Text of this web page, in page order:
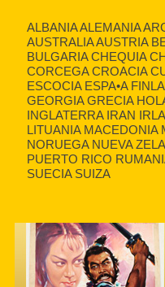
ALBANIA ALEMANIA
AUSTRALIA AUSTRIA
BULGARIA CHEQUIA
CORCEGA CROACIA
ESCOCIA ESPA•A
GEORGIA GRECIA
INGLATERRA IRAN
LITUANIA MACEDONIA
NORUEGA NUEVA
PUERTO RICO
SUECIA SUIZA